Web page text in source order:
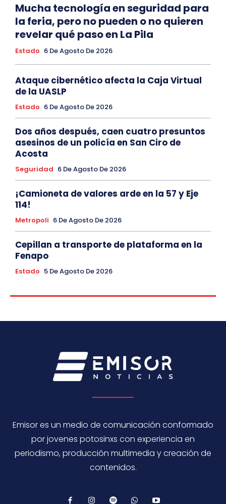
Mucha tecnología en seguridad para
la feria, pero no pueden o no quieren
revelar qué paso en La Pila
Estado 6 De Agosto De 2026
Ataque cibernético afecta la Caja Virtual
de la UASLP
Estado 6 De Agosto De 2026
Dos años después, caen cuatro presuntos
asesinos de un policía en San Ciro de
Acosta
Seguridad 6 De Agosto De 2026
¡Camioneta de valores arde en la 57 y Eje
114!
Metropoli 6 De Agosto De 2026
Cepillan a transporte de plataforma en la
Fenapo
Estado 5 De Agosto De 2026
Emisor es un medio de comunicación conformado
por jovenes potosinxs con experiencia en
periodismo, producción multimedia y creación de
contenidos.